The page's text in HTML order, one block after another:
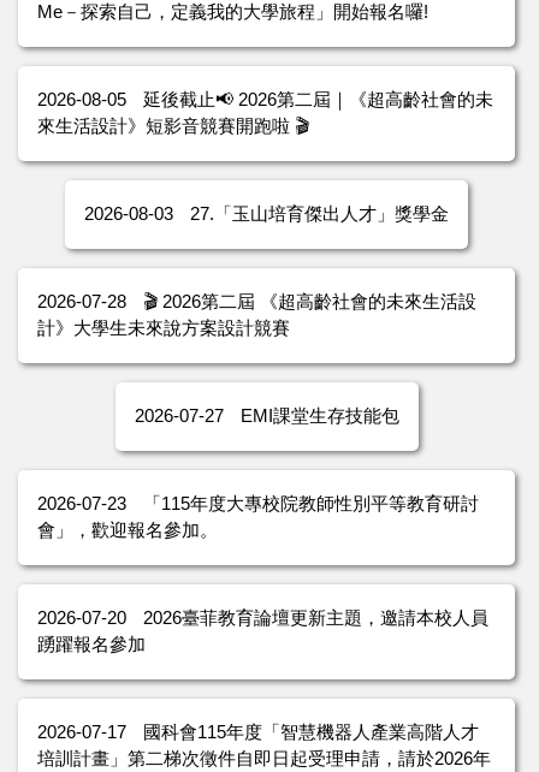
Me－探索自己，定義我的大學旅程」開始報名囉!
2026-08-05
延後截止📢 2026第二屆｜《超高齡社會的未
來生活設計》短影音競賽開跑啦 🎬
2026-08-03 27.「玉山培育傑出人才」獎學金
2026-07-28
🎬 2026第二屆 《超高齡社會的未來生活設
計》大學生未來說方案設計競賽
2026-07-27 EMI課堂生存技能包
2026-07-23
「115年度大專校院教師性別平等教育研討
會」，歡迎報名參加。
2026-07-20
2026臺菲教育論壇更新主題，邀請本校人員
踴躍報名參加
2026-07-17
國科會115年度「智慧機器人產業高階人才
培訓計畫」第二梯次徵件自即日起受理申請，請於2026年